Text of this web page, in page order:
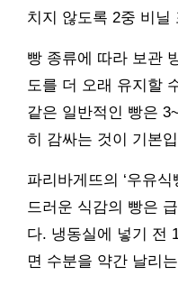
치지 않도록 2중 비닐
빵 종류에 따라 보관
도를 더 오래 유지할
같은 일반적인 빵은
히 감싸는 것이 기본
파리바게뜨의 ‘우유
드러운 식감의 빵은
다. 냉동실에 넣기 전
면 수분을 약간 날리